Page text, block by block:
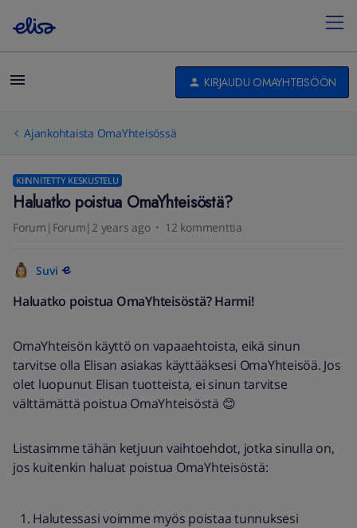
KIRJAUDU OMAYHTEISÖÖN
Ajankohtaista OmaYhteisössä
KIINNITETTY KESKUSTELU
Haluatko poistua OmaYhteisöstä?
Forum|Forum|2 years ago 12 kommenttia
Suvi
Haluatko poistua OmaYhteisöstä? Harmi!
OmaYhteisön käyttö on vapaaehtoista, eikä sinun
tarvitse olla Elisan asiakas käyttääksesi OmaYhteisöä. Jos
olet luopunut Elisan tuotteista, ei sinun tarvitse
välttämättä poistua OmaYhteisöstä 😊
Listasimme tähän ketjuun vaihtoehdot, jotka sinulla on,
jos kuitenkin haluat poistua OmaYhteisöstä:
Halutessasi voimme myös poistaa tunnuksesi